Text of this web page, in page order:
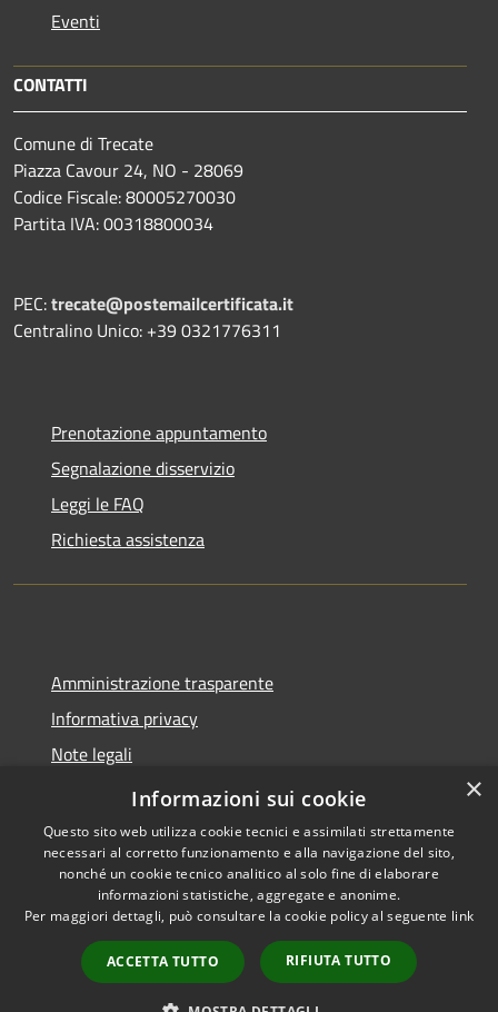
Eventi
CONTATTI
Comune di Trecate
Piazza Cavour 24, NO - 28069
Codice Fiscale: 80005270030
Partita IVA: 00318800034
PEC:trecate@postemailcertificata.it
Centralino Unico: +39 0321776311
Prenotazione appuntamento
Segnalazione disservizio
Leggi le FAQ
Richiesta assistenza
Amministrazione trasparente
Informativa privacy
Note legali
Dichiarazione di accessibilità
Accessibilità
Copyright © 2026 • Comune di
Trecate • Powered by
Municipium•
Accesso
redazione
×
Informazioni sui cookie
Questo sito web utilizza cookie tecnici e assimilati strettamente
necessari al corretto funzionamento e alla navigazione del sito,
nonché un cookie tecnico analitico al solo fine di elaborare
informazioni statistiche, aggregate e anonime.
Per maggiori dettagli, può consultare la cookie policy al seguente link
ACCETTA TUTTO RIFIUTA TUTTO